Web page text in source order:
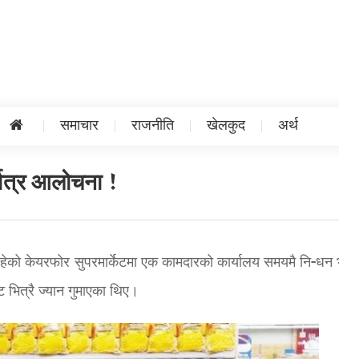
समाचार राजनीति खेलकुद अर्थ
आलोचना !
केयरफोर सुपरमार्केटमा एक कामदारको कार्यालय समयमै नि-
ज्यान गुमाएका थिए।